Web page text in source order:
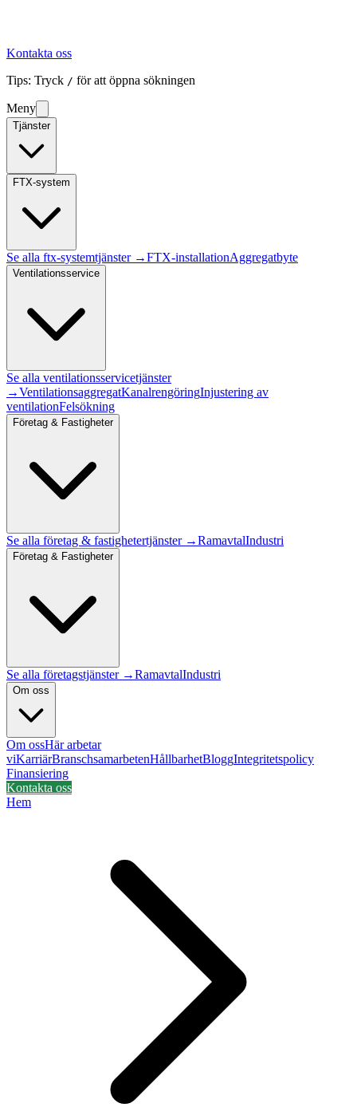
Kontakta oss
Tips: Tryck / för att öppna sökningen
Meny
Tjänster
FTX-system
Se alla ftx-systemtjänster →FTX-installationAggregatbyte
Ventilationsservice
Se alla ventilationsservicetjänster
→VentilationsaggregatKanalrengöringInjustering av
ventilationFelsökning
Företag & Fastigheter
Se alla företag & fastighetertjänster →RamavtalIndustri
Företag & Fastigheter
Se alla företagstjänster →RamavtalIndustri
Om oss
Om ossHär arbetar
viKarriärBranschsamarbetenHållbarhetBloggIntegritetspolicy
Finansiering
Kontakta oss
Hem